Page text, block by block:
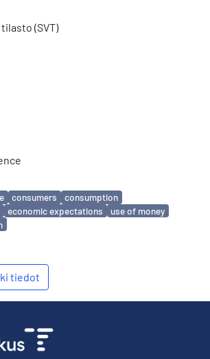
(SVT)
consumers
consumption
economic expectations
use of money
tiedot